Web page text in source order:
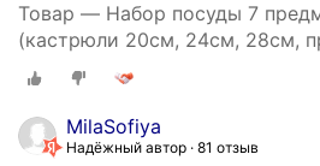
Товар — Набор посуды 7
(кастрюли 20см, 24см, 28см,
OFENBACH.
MilaSofiya
Надёжный автор 81 отзыв